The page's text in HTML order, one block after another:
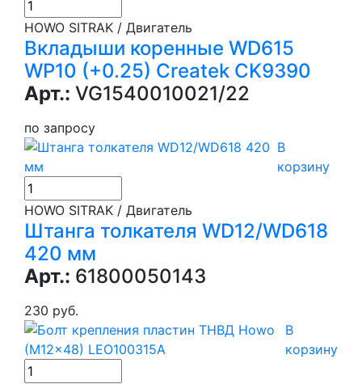
HOWO SITRAK / Двигатель
Вкладыши коренные WD615
WP10 (+0.25) Createk CK9390
Арт.: VG1540010021/22
по запросу
В
корзину
HOWO SITRAK / Двигатель
Штанга толкателя WD12/WD618
420 мм
Арт.: 61800050143
230 руб.
В
корзину